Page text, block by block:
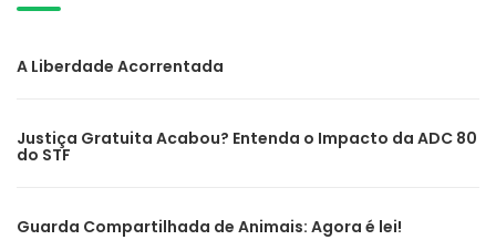
A Liberdade Acorrentada
Justiça Gratuita Acabou? Entenda o Impacto da ADC 80
do STF
Guarda Compartilhada de Animais: Agora é lei!